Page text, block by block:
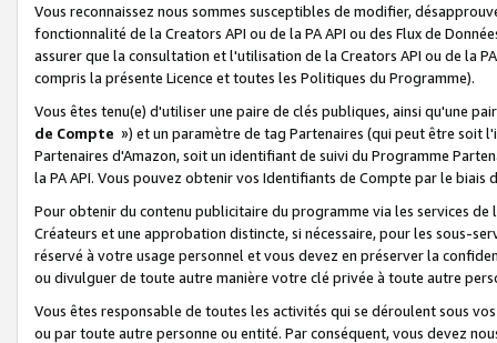
Vous reconnaissez nous sommes susceptibles de modifier,
fonctionnalité de la Creators API ou de la PA API ou des Flux de
assurer que la consultation et l'utilisation de la Creators API ou de la
compris la présente Licence et toutes les Politiques du Programme).
Vous êtes tenu(e) d'utiliser une paire de clés publiques, ainsi qu'une
de Compte ») et un paramètre de tag Partenaires (qui peut être soit
Partenaires d'Amazon, soit un identifiant de suivi du Programme
la PA API. Vous pouvez obtenir vos Identifiants de Compte par le biais
Pour obtenir du contenu publicitaire du programme via les services
Créateurs et une approbation distincte, si nécessaire, pour les sous-
réservé à votre usage personnel et vous devez en préserver la
ou divulguer de toute autre manière votre clé privée à toute autre
Vous êtes responsable de toutes les activités qui se déroulent sous
ou par toute autre personne ou entité. Par conséquent, vous devez